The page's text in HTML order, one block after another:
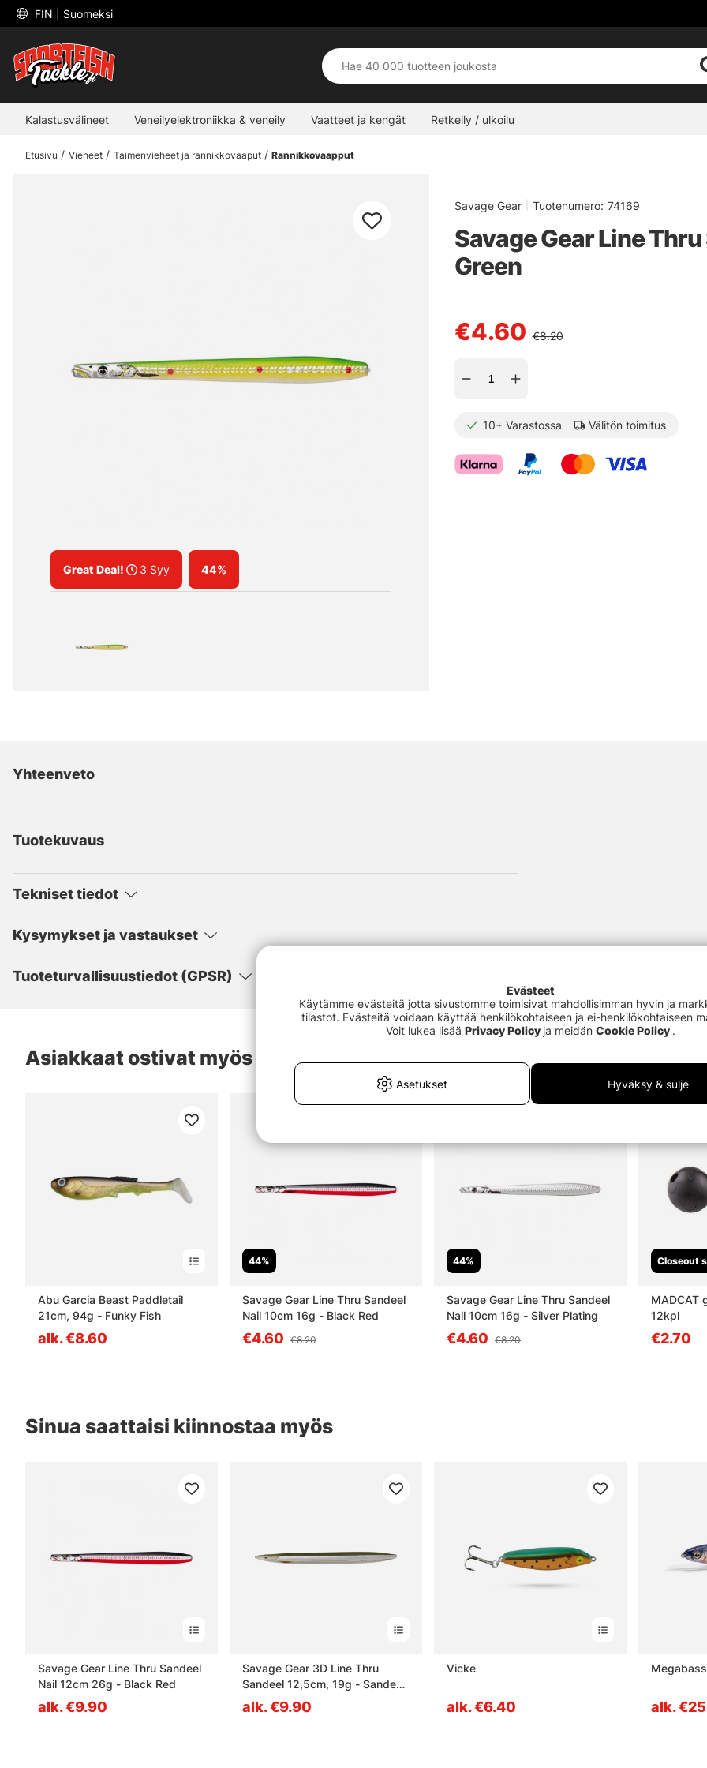
FIN | Suomeksi
Kalastusvälineet Veneilyelektroniikka & veneily Vaatteet ja kengät Retkeily / ulkoilu
Etusivu Vieheet Taimenvieheet ja rannikkovaaput Rannikkovaapput
Great Deal! 3 Syy 44%
Savage Gear Tuotenumero: 74169
Savage Gear Line
Green
€8.20
€4.60
10+ Varastossa Välitön toimitus
Yhteenveto
Tuotekuvaus
Tekniset tiedot
Kysymykset ja vastaukset
Tuoteturvallisuustiedot (GPSR)
Asiakkaat ostivat myös
Abu Garcia Beast Paddletail
21cm, 94g - Funky Fish
alk. €8.60
44%
Savage Gear Line Thru Sandeel
Nail 10cm 16g - Black Red
€4.60 €8.20
44%
Savage Gear Line Thru Sandeel
Nail 10cm 16g - Silver Plating
€4.60 €8.20
Closeout
MADCAT
12kpl
€2.70
Sinua saattaisi kiinnostaa myös
Savage Gear Line Thru Sandeel
Nail 12cm 26g - Black Red
alk. €9.90
Savage Gear 3D Line Thru
Sandeel 12,5cm, 19g - Sandeel
Ghiost
alk. €9.90
Vicke
alk. €6.40 alk.
Evästeet
Käytämme evästeitä jotta sivustomme toimisivat mahdollisimman hyvin ja
tilastot. Evästeitä voidaan käyttää henkilökohtaiseen ja ei-henkilökohtaiseen
Voit lukea lisää Privacy Policy ja meidän Cookie Policy .
Asetukset Hyväksy & sulje